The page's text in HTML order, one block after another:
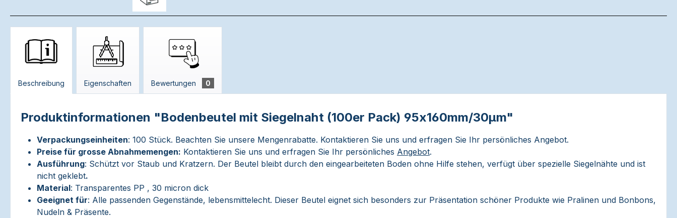
Beschreibung Eigenschaften Bewertungen 0
Produktinformationen "Bodenbeutel mit Siegelnaht (100er Pack) 95x160mm/30µm"
Verpackungseinheiten: 100 Stück. Beachten Sie unsere Mengenrabatte. Kontaktieren Sie uns und erfragen Sie Ihr persönliches Angebot.
Preise für grosse Abnahmemengen: Kontaktieren Sie uns und erfragen Sie Ihr persönliches Angebot.
Ausführung: Schützt vor Staub und Kratzern. Der Beutel bleibt durch den eingearbeiteten Boden ohne Hilfe stehen, verfügt über spezielle Siegelnähte und ist
nicht geklebt.
Material: Transparentes PP , 30 micron dick
Geeignet für: Alle passenden Gegenstände, lebensmittelecht. Dieser Beutel eignet sich besonders zur Präsentation schöner Produkte wie Pralinen und Bonbons,
Nudeln & Präsente.